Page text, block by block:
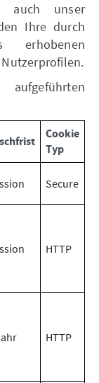
auch unser
Ihre durch
erhobenen
Cookie
Typ
Secure
HTTP
HTTP